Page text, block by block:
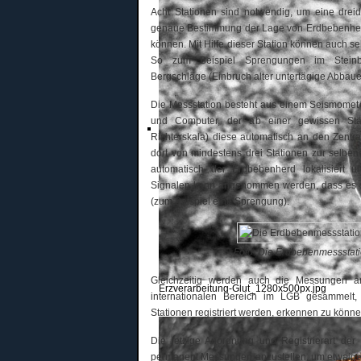
Erzverarbeitung-Glut_1280x500px.jpg
Acht Stationen sind notwendig, um eine
genaue Bestimmung der Lage von
können. Mit Hilfe dieser Station können auch
So zum Beispiel Sprengungen im
Bergschläge (Einbruch alter untertägige
Die Messstation besteht aus einem
und Computer, der ab einer gewissen
Richterskala) diese automatisch an den
dort von mindestens drei Stationen zur
automatisch der Erdbebenherd lokalisiert
Signalen kann angenommen werden, dass
(zum Beispiel eine Sprengung).
Foto: Die
Gleichzeitig werden auch die Messungen
internationalen Bereich im LGB
Stationen registriert werden, erkennen zu
Die jetzige Anordnung und Registrierart
permanent Messungen anzustellen, um